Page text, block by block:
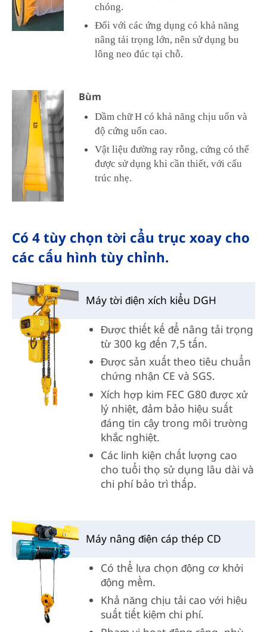
chóng.
Đối với các ứng dụng có khả năng
nâng tải trọng lớn, nên sử dụng bu
lông neo đúc tại chỗ.
Bùm
Dầm chữ H có khả năng chịu uốn và
độ cứng uốn cao.
Vật liệu đường ray rỗng, cứng có thể
được sử dụng khi cần thiết, với cấu
trúc nhẹ.
Có 4 tùy chọn tời cẩu trục xoay cho
các cấu hình tùy chỉnh.
Máy tời điện xích kiểu DGH
Được thiết kế để nâng tải trọng
từ 300 kg đến 7,5 tấn.
Được sản xuất theo tiêu chuẩn
chứng nhận CE và SGS.
Xích hợp kim FEC G80 được xử
lý nhiệt, đảm bảo hiệu suất
đáng tin cậy trong môi trường
khắc nghiệt.
Các linh kiện chất lượng cao
cho tuổi thọ sử dụng lâu dài và
chi phí bảo trì thấp.
Máy nâng điện cáp thép CD
Có thể lựa chọn động cơ khởi
động mềm.
Khả năng chịu tải cao với hiệu
suất tiết kiệm chi phí.